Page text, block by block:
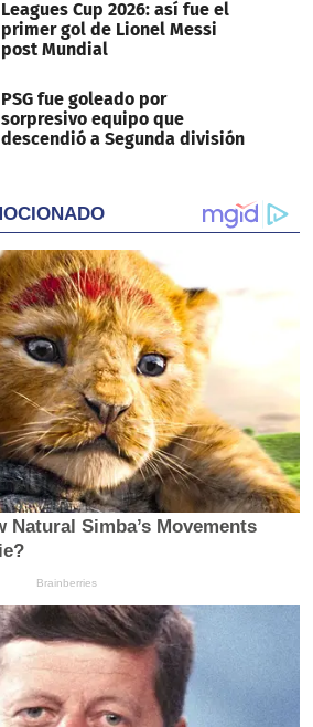
Leagues Cup 2026: así fue el
primer gol de Lionel Messi
post Mundial
PSG fue goleado por
sorpresivo equipo que
descendió a Segunda división